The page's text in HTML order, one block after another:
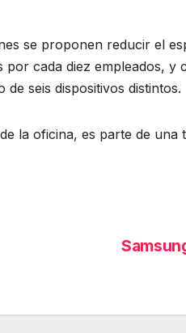
se proponen reducir el
por cada diez empleados, y
seis dispositivos distintos.
la oficina, es parte de